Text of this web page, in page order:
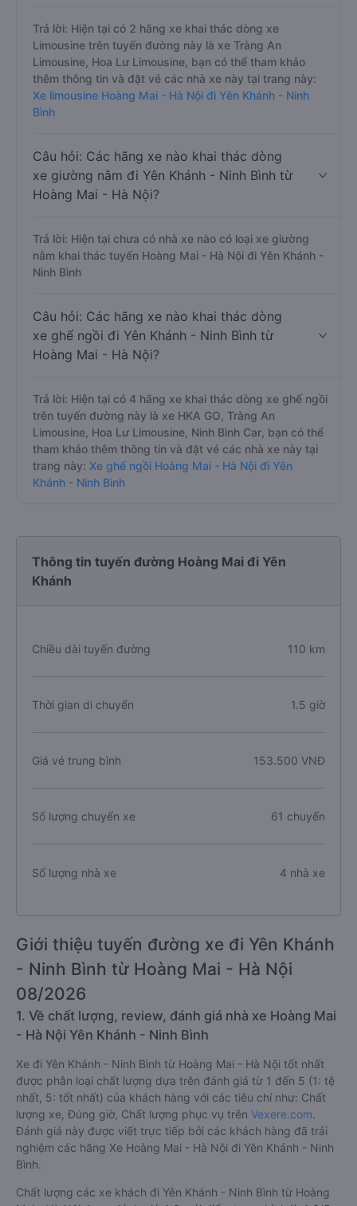
Trả lời: Hiện tại có 2 hãng xe khai thác dòng xe
Limousine trên tuyến đường này là xe Tràng An
Limousine, Hoa Lư Limousine, bạn có thể tham khảo
thêm thông tin và đặt vé các nhà xe này tại trang này:
Xe limousine Hoàng Mai - Hà Nội đi Yên Khánh - Ninh
Bình
Câu hỏi: Các hãng xe nào khai thác dòng
xe giường nằm đi Yên Khánh - Ninh Bình từ
Hoàng Mai - Hà Nội?
Trả lời: Hiện tại chưa có nhà xe nào có loại xe giường
nằm khai thác tuyến Hoàng Mai - Hà Nội đi Yên Khánh -
Ninh Bình
Câu hỏi: Các hãng xe nào khai thác dòng
xe ghế ngồi đi Yên Khánh - Ninh Bình từ
Hoàng Mai - Hà Nội?
Trả lời: Hiện tại có 4 hãng xe khai thác dòng xe ghế ngồi
trên tuyến đường này là xe HKA GO, Tràng An
Limousine, Hoa Lư Limousine, Ninh Bình Car, bạn có thể
tham khảo thêm thông tin và đặt vé các nhà xe này tại
trang này: Xe ghế ngồi Hoàng Mai - Hà Nội đi Yên
Khánh - Ninh Bình
Thông tin tuyến đường Hoàng Mai đi Yên
Khánh
Chiều dài tuyến đường 110 km
Thời gian di chuyển 1.5 giờ
Giá vé trung bình 153.500 VNĐ
Số lượng chuyến xe 61 chuyến
Số lượng nhà xe 4 nhà xe
Giới thiệu tuyến đường xe đi Yên Khánh
- Ninh Bình từ Hoàng Mai - Hà Nội
08/2026
1. Về chất lượng, review, đánh giá nhà xe Hoàng Mai
- Hà Nội Yên Khánh - Ninh Bình
Xe đi Yên Khánh - Ninh Bình từ Hoàng Mai - Hà Nội tốt nhất
được phân loại chất lượng dựa trên đánh giá từ 1 đến 5 (1: tệ
nhất, 5: tốt nhất) của khách hàng với các tiêu chí như: Chất
lượng xe, Đúng giờ, Chất lượng phục vụ trên Vexere.com.
Đánh giá này được viết trực tiếp bởi các khách hàng đã trải
nghiệm các hãng Xe Hoàng Mai - Hà Nội đi Yên Khánh - Ninh
Bình.
Chất lượng các xe khách đi Yên Khánh - Ninh Bình từ Hoàng